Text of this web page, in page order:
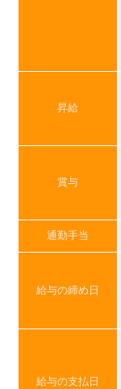
昇給
賞与
通勤手当
給与の締め日
給与の支払日